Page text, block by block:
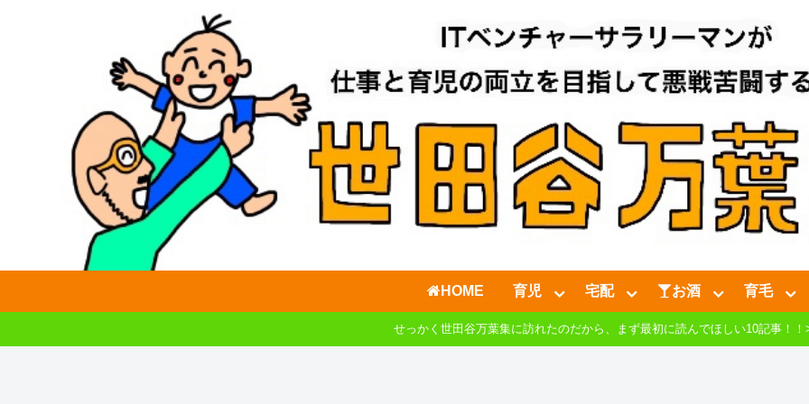
HOME 育児 宅配 お酒 育毛
せっかく世田谷万葉集に訪れたのだから、まず最初に読んでほしい10記事！！